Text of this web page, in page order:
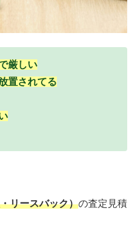
厳しい
置されてる
リースバック）の査定見積